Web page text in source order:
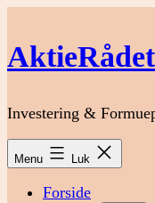
indhold
AktieRådet
Investering &
Menu Luk
Forside